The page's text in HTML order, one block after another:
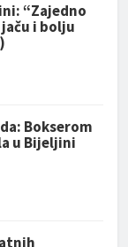
“Zajedno
i bolju
Bokserom
u Bijeljini